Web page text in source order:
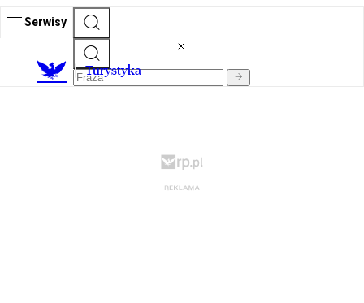
Serwisy
Turystyka